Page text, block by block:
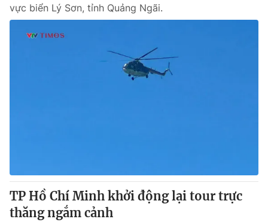
Liên hệ quảng cáo: 024-7300.7108
® Cấm sao chép dưới mọi hình thức nếu không có sự chấp
thuận bằng văn bản. Ghi rõ nguồn VTV.vn khi phát hành lại
thông tin từ website này.
vực biển Lý Sơn, tỉnh Quảng Ngãi.
TP Hồ Chí Minh khởi động lại tour trực
thăng ngắm cảnh